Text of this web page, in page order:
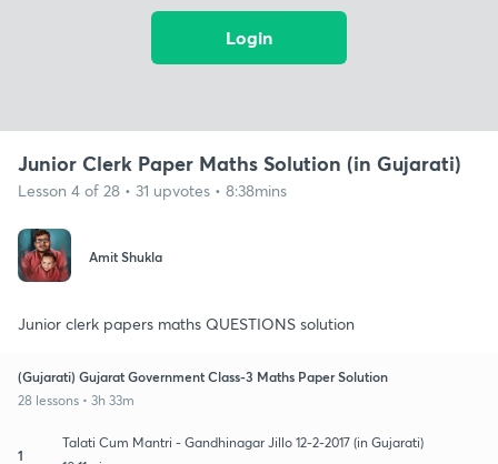
Login
Junior Clerk Paper Maths Solution (in Gujarati)
Lesson 4 of 28 • 31 upvotes • 8:38mins
Amit Shukla
Junior clerk papers maths QUESTIONS solution
(Gujarati) Gujarat Government Class-3 Maths Paper Solution
28 lessons • 3h 33m
1
Talati Cum Mantri - Gandhinagar Jillo 12-2-2017 (in Gujarati)